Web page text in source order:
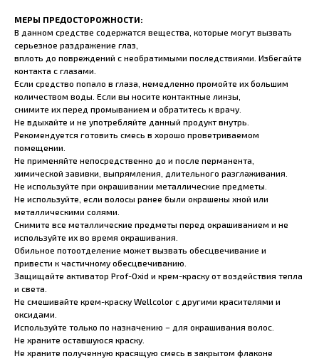
МЕРЫ ПРЕДОСТОРОЖНОСТИ:
В данном средстве содержатся вещества, которые могут вызвать
серьезное раздражение глаз,
вплоть до повреждений с необратимыми последствиями. Избегайте
контакта с глазами.
Если средство попало в глаза, немедленно промойте их большим
количеством воды. Если вы носите контактные линзы,
снимите их перед промыванием и обратитесь к врачу.
Не вдыхайте и не употребляйте данный продукт внутрь.
Рекомендуется готовить смесь в хорошо проветриваемом
помещении.
Не применяйте непосредственно до и после перманента,
химической завивки, выпрямления, длительного разглаживания.
Не используйте при окрашивании металлические предметы.
Не используйте, если волосы ранее были окрашены хной или
металлическими солями.
Снимите все металлические предметы перед окрашиванием и не
используйте их во время окрашивания.
Обильное потоотделение может вызвать обесцвечивание и
привести к частичному обесцвечиванию.
Защищайте активатор Prof-Oxid и крем-краску от воздействия тепла
и света.
Не смешивайте крем-краску Wellcolor с другими красителями и
оксидами.
Используйте только по назначению – для окрашивания волос.
Не храните оставшуюся краску.
Не храните полученную красящую смесь в закрытом флаконе